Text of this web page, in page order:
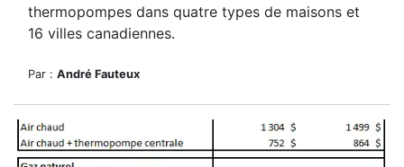
thermopompes dans quatre types de maisons et
16 villes canadiennes.
Par : André Fauteux